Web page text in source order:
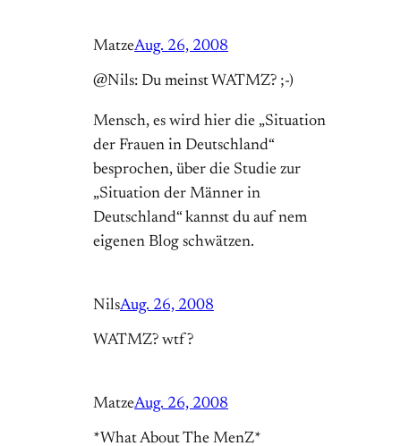
MatzeAug. 26, 2008
@Nils: Du meinst WATMZ? ;-)
Mensch, es wird hier die „Situation
der Frauen in Deutschland“
besprochen, über die Studie zur
„Situation der Männer in
Deutschland“ kannst du auf nem
eigenen Blog schwätzen.
NilsAug. 26, 2008
WATMZ? wtf?
MatzeAug. 26, 2008
*What About The MenZ*